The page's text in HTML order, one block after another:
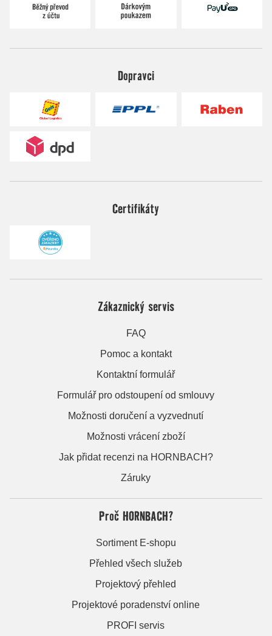
Dopravci
Certifikáty
Zákaznický servis
FAQ
Pomoc a kontakt
Kontaktní formulář
Formulář pro odstoupení od smlouvy
Možnosti doručení a vyzvednutí
Možnosti vrácení zboží
Jak přidat recenzi na HORNBACH?
Záruky
Proč HORNBACH?
Sortiment E-shopu
Přehled všech služeb
Projektový přehled
Projektové poradenství online
PROFI servis